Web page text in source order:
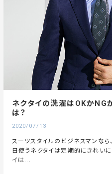
ネクタイの洗濯はOKかNG
は？
2020/07/13
スーツスタイルのビジネスマンなら
日使うネクタイは定期的にきれい
イは...